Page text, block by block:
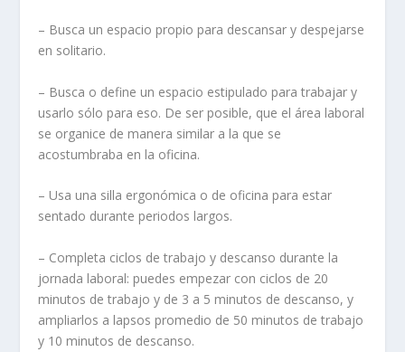
– Busca un espacio propio para descansar y despejarse
en solitario.
– Busca o define un espacio estipulado para trabajar y
usarlo sólo para eso. De ser posible, que el área laboral
se organice de manera similar a la que se
acostumbraba en la oficina.
– Usa una silla ergonómica o de oficina para estar
sentado durante periodos largos.
– Completa ciclos de trabajo y descanso durante la
jornada laboral: puedes empezar con ciclos de 20
minutos de trabajo y de 3 a 5 minutos de descanso, y
ampliarlos a lapsos promedio de 50 minutos de trabajo
y 10 minutos de descanso.